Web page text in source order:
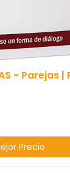
- Parejas |
Precio